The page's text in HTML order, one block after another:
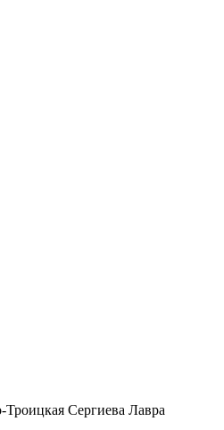
Троицкая Сергиева Лавра